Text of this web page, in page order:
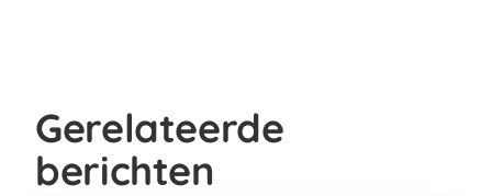
Gerelateerde
berichten